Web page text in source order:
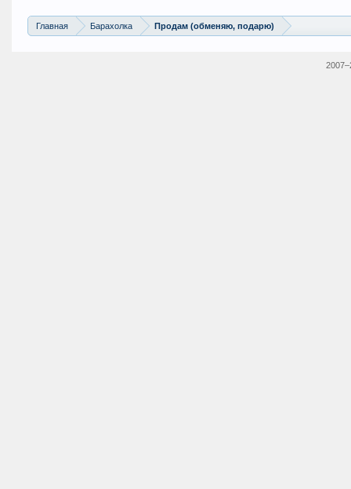
Главная Барахолка Продам (обменяю, подарю)
2007–